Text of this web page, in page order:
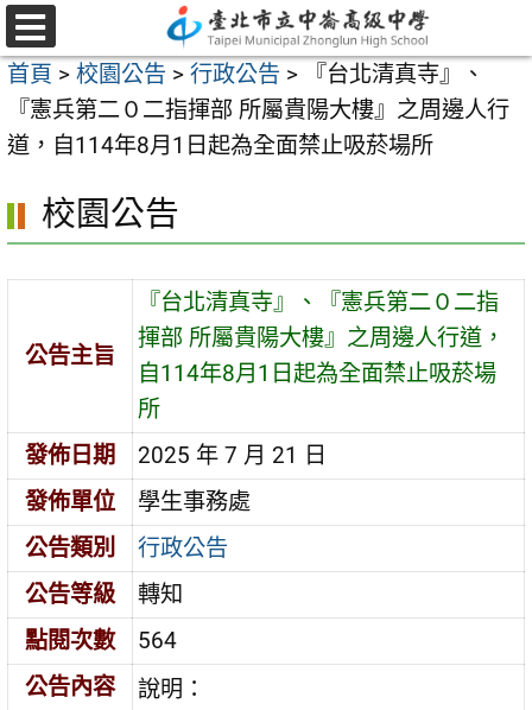
跳
至
主
要
內
區
選
單
首頁 > 校園公告 > 行政公告 >
『台北清真寺』、
『憲兵第二０二指揮部 所屬貴陽大樓』之周邊人行
道，自114年8月1日起為全面禁止吸菸場所
校園公告
公告主旨
『台北清真寺』、『憲兵第二０二指
揮部 所屬貴陽大樓』之周邊人行道，
自114年8月1日起為全面禁止吸菸場
所
發佈日期
2025 年 7 月 21 日
發佈單位
學生事務處
公告類別
行政公告
公告等級
轉知
點閱次數
564
公告內容
說明：